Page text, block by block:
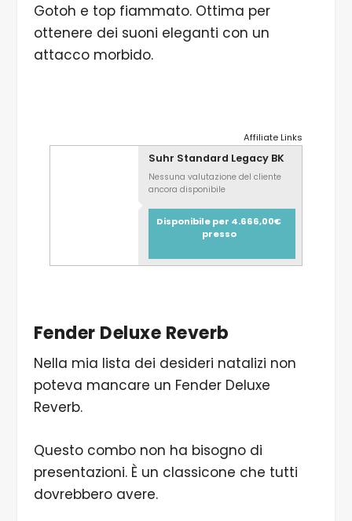
Gotoh e top fiammato. Ottima per
ottenere dei suoni eleganti con un
attacco morbido.
Affiliate Links
Suhr Standard Legacy BK
Nessuna valutazione del cliente
ancora disponibile
Disponibile per 4.666,00€
presso
Fender Deluxe Reverb
Nella mia lista dei desideri natalizi non
poteva mancare un Fender Deluxe
Reverb.
Questo combo non ha bisogno di
presentazioni. È un classicone che tutti
dovrebbero avere.